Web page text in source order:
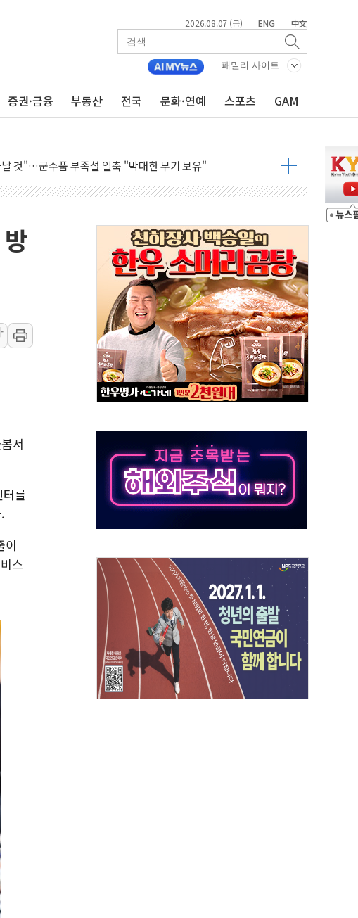
2026.08.07 (금) | ENG | 中文
패밀리 사이트
증권·금융 부동산 전국 문화·연예 스포츠 GAM
에 미 국채금리·달러 동반 상승…시장, 美 고용지표 촉각
실적 방어…다음 과제는 '외형 확대'
주택자 귀환 조짐에 전월세시장 '긴장'
해협 통항 제한 검토에 유가 3% 급등…금값 보합
하락…다우 5거래일 랠리 '마침표'
협 재개방 합의 막바지.."美와 직접 협상 없어"
길·정청래·김민석 후보 - 8월 7일
동산정책 2차 점검회의…주택 공급 대책 막바지 조율
(금)
세미나·기자회견·주요 정당 - 8월 7일
르무즈 통항 제한 추진…美 "통행 막을 권한 없어"
화하며 대부분 상승… "2분기 기업 순이익 21% 증가" 전망
젠슨 황 재회…로봇·AI 데이터센터·모빌리티 구체화
모더나·아이온큐·도어대시↑ VS 샌디스크·피그마·앱러빈↓
성과급 반대…상법·자본시장법 개정 논의"
물 AI주 차익실현 속 혼조세...웨스턴디지털·샌디스크↓
서
를
이
스